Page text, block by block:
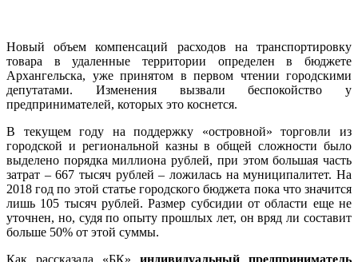
Новый объем компенсаций расходов на транспортировку
товара в удаленные территории определен в бюджете
Архангельска, уже принятом в первом чтении городскими
депутатами. Изменения вызвали беспокойство у
предпринимателей, которых это коснется.
В текущем году на поддержку «островной» торговли из
городской и региональной казны в общей сложности было
выделено порядка миллиона рублей, при этом большая часть
затрат – 667 тысяч рублей – ложилась на муниципалитет. На
2018 год по этой статье городского бюджета пока что значится
лишь 105 тысяч рублей. Размер субсидии от области еще не
уточнен, но, судя по опыту прошлых лет, он вряд ли составит
больше 50% от этой суммы.
Как рассказала «БК» индивидуальный предприниматель